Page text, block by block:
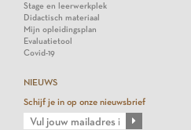
Stage en leerwerkplek
Didactisch materiaal
Mijn opleidingsplan
Evaluatietool
Covid-19
NIEUWS
Schijf je in op onze nieuwsbrief